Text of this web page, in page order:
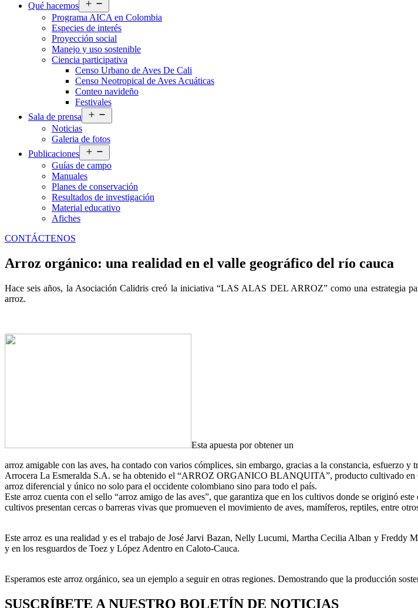
Qué hacemos
el
menú
Programa AICA en Colombia
Especies de interés
Proyección social
Manejo y uso sostenible
Ciencia participativa
Censo Urbano de Aves De Cali
Censo Neotropical de Aves Acuáticas
Conteo navideño
Festivales
Sala de prensa
el
Noticias
Galeria de fotos
Publicaciones
el
menú
Guías de campo
Manuales
Planes de conservación
Resultados de investigación
Material educativo
Afiches
CONTÁCTENOS
Arroz orgánico: una realidad en el valle geográfico del río cauca
Hace seis años, la Asociación Calidris creó la iniciativa “LAS ALAS DEL ARROZ” como una estrategia
arroz.
Esta apuesta por obtener un
arroz amigable con las aves, ha contado con varios cómplices, sin embargo, gracias a la constancia, esfuerzo
Arrocera La Esmeralda S.A. se ha obtenido el “ARROZ ORGANICO BLANQUITA”, producto cultivado en
arroz diferencial y único no solo para el occidente colombiano sino para todo el país.
Este arroz cuenta con el sello “arroz amigo de las aves”, que garantiza que en los cultivos donde se originó
cultivos presentan cercas o barreras vivas que promueven el movimiento de aves, mamíferos, reptiles, entre
Este arroz es una realidad y es el trabajo de José Jarvi Bazan, Nelly Lucumi, Martha Cecilia Alban y Freddy
y en los resguardos de Toez y López Adentro en Caloto-Cauca.
Esperamos este arroz orgánico, sea un ejemplo a seguir en otras regiones. Demostrando que la producción
SUSCRÍBETE A NUESTRO BOLETÍN DE NOTICIAS